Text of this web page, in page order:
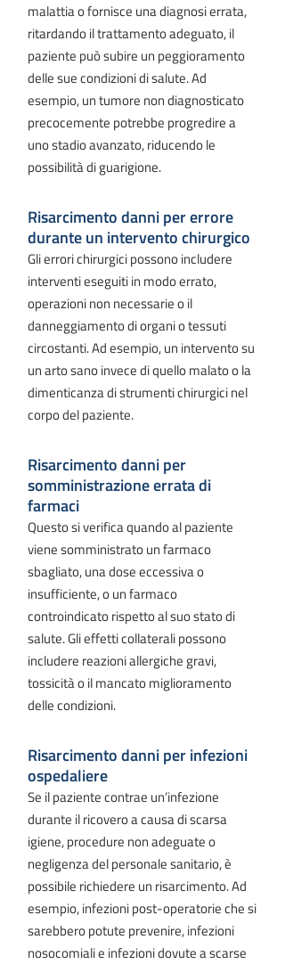
malattia o fornisce una diagnosi errata,
ritardando il trattamento adeguato, il
paziente può subire un peggioramento
delle sue condizioni di salute. Ad
esempio, un tumore non diagnosticato
precocemente potrebbe progredire a
uno stadio avanzato, riducendo le
possibilità di guarigione.
Risarcimento danni per errore
durante un intervento chirurgico
Gli errori chirurgici possono includere
interventi eseguiti in modo errato,
operazioni non necessarie o il
danneggiamento di organi o tessuti
circostanti. Ad esempio, un intervento su
un arto sano invece di quello malato o la
dimenticanza di strumenti chirurgici nel
corpo del paziente.
Risarcimento danni per
somministrazione errata di
farmaci
Questo si verifica quando al paziente
viene somministrato un farmaco
sbagliato, una dose eccessiva o
insufficiente, o un farmaco
controindicato rispetto al suo stato di
salute. Gli effetti collaterali possono
includere reazioni allergiche gravi,
tossicità o il mancato miglioramento
delle condizioni.
Risarcimento danni per infezioni
ospedaliere
Se il paziente contrae un’infezione
durante il ricovero a causa di scarsa
igiene, procedure non adeguate o
negligenza del personale sanitario, è
possibile richiedere un risarcimento. Ad
esempio, infezioni post-operatorie che si
sarebbero potute prevenire, infezioni
nosocomiali e infezioni dovute a scarse